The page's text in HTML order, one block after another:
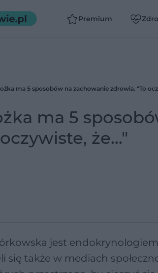
Premium
ma 5 sposobów na zachowanie zdrowia. "To
ma 5
że..."
jest
się także w mediach